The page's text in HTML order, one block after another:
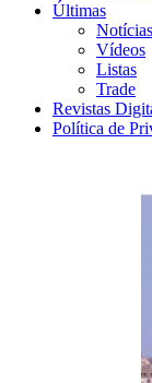
Últimas
Notícias
Vídeos
Listas
Trade
Revistas
Política de